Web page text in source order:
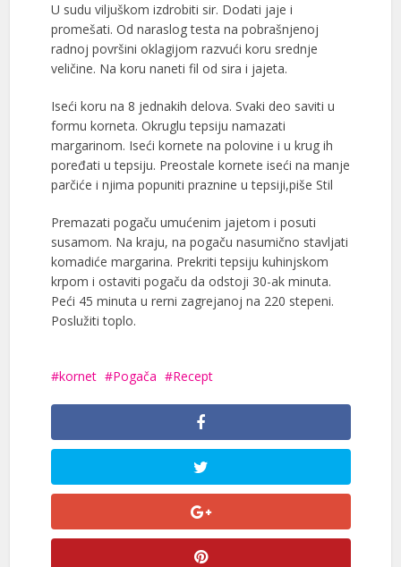
U sudu viljuškom izdrobiti sir. Dodati jaje i
promešati. Od naraslog testa na pobrašnjenoj
radnoj površini oklagijom razvući koru srednje
veličine. Na koru naneti fil od sira i jajeta.
Iseći koru na 8 jednakih delova. Svaki deo saviti u
formu korneta. Okruglu tepsiju namazati
margarinom. Iseći kornete na polovine i u krug ih
poređati u tepsiju. Preostale kornete iseći na manje
parčiće i njima popuniti praznine u tepsiji,piše Stil
Premazati pogaču umućenim jajetom i posuti
susamom. Na kraju, na pogaču nasumično stavljati
komadiće margarina. Prekriti tepsiju kuhinjskom
krpom i ostaviti pogaču da odstoji 30-ak minuta.
Peći 45 minuta u rerni zagrejanoj na 220 stepeni.
Poslužiti toplo.
kornet Pogača Recept